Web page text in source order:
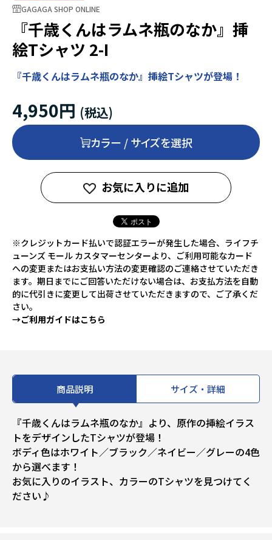
GAGAGA SHOP ONLINE
『千歳くんはラムネ瓶のなか』挿
絵Tシャツ 2-I
『千歳くんはラムネ瓶のなか』挿絵Tシャツが登場！
4,950円
カラー / サイズを選択
お気に入りに追加
※クレジットカード払いで認証エラーが発生した場合、ライフチ
ューンズ モール カスタマーセンターより、ご利用可能なカード
への変更またはお支払い方法の変更確認のご連絡させていただき
ます。期日までにご回答いただけない場合は、お支払方法を自動
的に代引きに変更して出荷させていただきますので、ご了承くだ
さい。
→ご利用ガイドはこちら
商品説明 サイズ・詳細
『千歳くんはラムネ瓶のなか』より、原作の挿絵イラス
トをデザインしたTシャツが登場！
ボディ色はホワイト／ブラック／ネイビー／グレーの4色
から選べます！
お気に入りのイラスト、カラーのTシャツを見つけてく
ださい♪